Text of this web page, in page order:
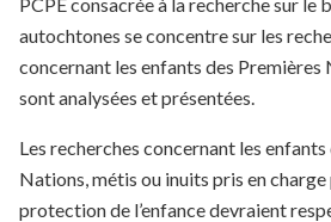
autochtones se concentre sur les
concernant les enfants des Premières
sont analysées et présentées.
Les recherches concernant les
Nations, métis ou inuits pris en charge
protection de l’enfance devraient